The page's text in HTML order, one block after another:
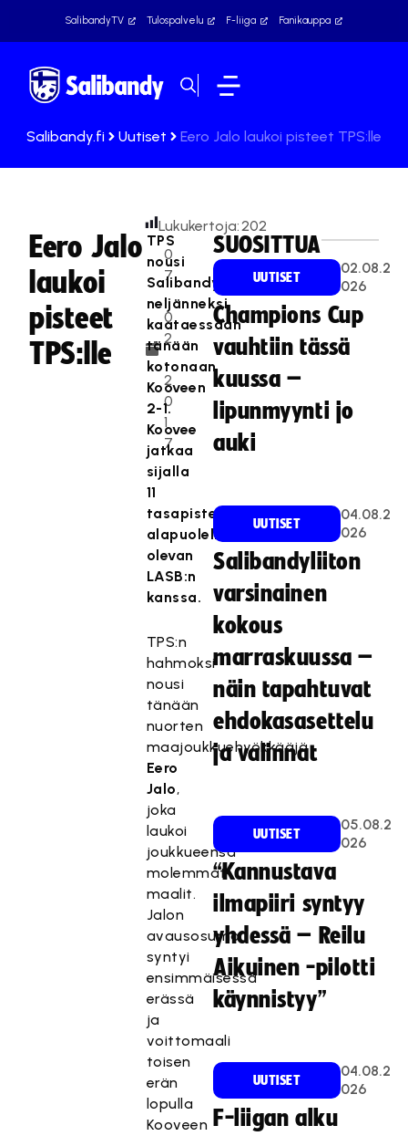
SalibandyTV Tulospalvelu F-liiga Fanikauppa
Salibandy.fi Uutiset Eero Jalo laukoi pisteet TPS:lle
Eero Jalo
laukoi
pisteet
TPS:lle
0
7
.
0
2
.
2
0
1
7
Lukukertoja:202
TPS
nousi
Salibandyliigassa
neljänneksi
kaataessaan
tänään
kotonaan
Kooveen
2-1.
Koovee
jatkaa
sijalla
11
tasapisteissä
alapuolellaan
olevan
LASB:n
kanssa.
TPS:n
hahmoksi
nousi
tänään
nuorten
maajoukkuehyökkääjä
Eero
Jalo,
joka
laukoi
joukkueensa
molemmat
maalit.
Jalon
avausosuma
syntyi
ensimmäisessä
erässä
ja
voittomaali
toisen
erän
lopulla
Kooveen
SUOSITTUA
UUTISET
02.08.2
026
Champions Cup
vauhtiin tässä
kuussa –
lipunmyynti jo
auki
UUTISET
04.08.2
026
Salibandyliiton
varsinainen
kokous
marraskuussa –
näin tapahtuvat
ehdokasasettelu
ja valinnat
UUTISET
05.08.2
026
“Kannustava
ilmapiiri syntyy
yhdessä – Reilu
Aikuinen -pilotti
käynnistyy”
UUTISET
04.08.2
026
F-liigan alku